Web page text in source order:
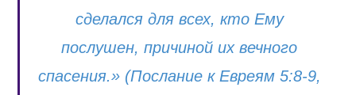
сделался для всех, кто Ему
послушен, причиной их вечного
спасения.» (Послание к Евреям 5:8-9,